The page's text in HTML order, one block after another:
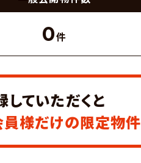
0件
ていただくと
員様だけの限定物件